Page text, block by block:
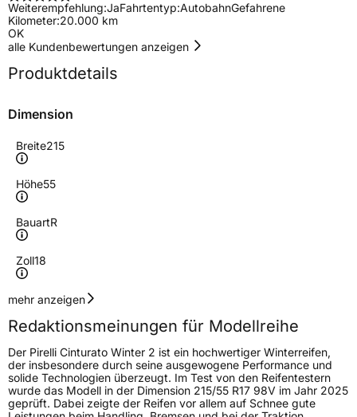
Weiterempfehlung:JaFahrtentyp:AutobahnGefahrene
Kilometer:20.000 km
OK
alle Kundenbewertungen anzeigen
Produktdetails
Dimension
Breite215
Höhe55
BauartR
Zoll18
Geschwindigkeitsindex
Höchstgeschwindigkeit
210 km/h
Lastindex99
Höchstlast775 kg
mehr anzeigen
Redaktionsmeinungen für Modellreihe
Der Pirelli Cinturato Winter 2 ist ein hochwertiger Winterreifen,
der insbesondere durch seine ausgewogene Performance und
solide Technologien überzeugt. Im Test von den Reifentestern
wurde das Modell in der Dimension 215/55 R17 98V im Jahr 2025
geprüft. Dabei zeigte der Reifen vor allem auf Schnee gute